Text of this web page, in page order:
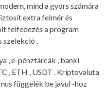
mind a gyors számára
extra felmér és
felfedezés a program
szelekció .
, e-pénztárcák , banki
, ETH , USDT . Kriptovaluta
függelék be javul -hoz